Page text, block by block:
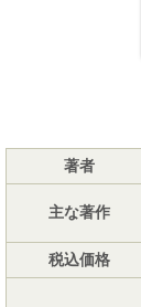
著者
主な著作
税込価格